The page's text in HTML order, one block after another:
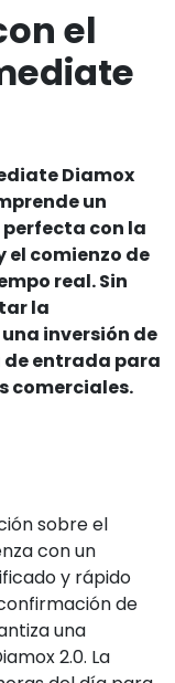
el
Diamox
un
con la
comienzo de
real. Sin
la
inversión de
entrada para
comerciales.
sobre el
con un
y rápido
de
una
2.0. La